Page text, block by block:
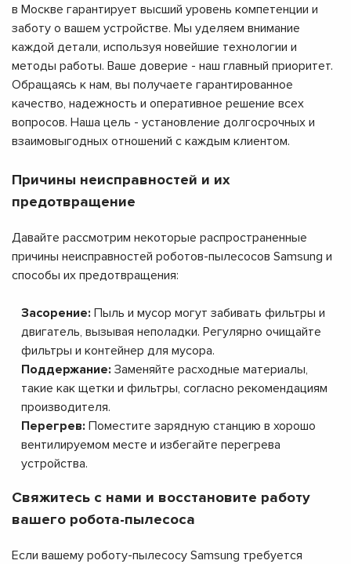
в Москве гарантирует высший уровень компетенции и
заботу о вашем устройстве. Мы уделяем внимание
каждой детали, используя новейшие технологии и
методы работы. Ваше доверие - наш главный приоритет.
Обращаясь к нам, вы получаете гарантированное
качество, надежность и оперативное решение всех
вопросов. Наша цель - установление долгосрочных и
взаимовыгодных отношений с каждым клиентом.
Причины неисправностей и их
предотвращение
Давайте рассмотрим некоторые распространенные
причины неисправностей роботов-пылесосов Samsung и
способы их предотвращения:
Засорение: Пыль и мусор могут забивать фильтры и
двигатель, вызывая неполадки. Регулярно очищайте
фильтры и контейнер для мусора.
Поддержание: Заменяйте расходные материалы,
такие как щетки и фильтры, согласно рекомендациям
производителя.
Перегрев: Поместите зарядную станцию в хорошо
вентилируемом месте и избегайте перегрева
устройства.
Свяжитесь с нами и восстановите работу
вашего робота-пылесоса
Если вашему роботу-пылесосу Samsung требуется